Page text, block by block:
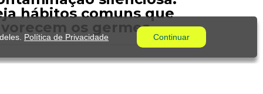
hábitos comuns que
os germes
Política de Privacidade Continuar